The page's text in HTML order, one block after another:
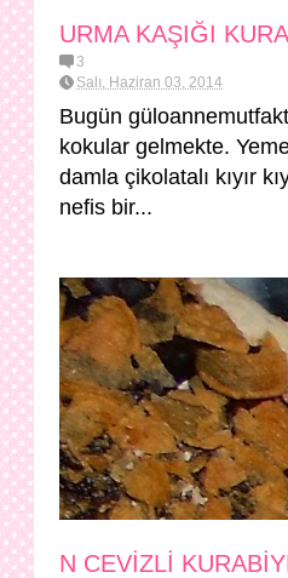
URMA KAŞIĞI
3
Salı, Haziran 03, 2014
Bugün
kokular gelmekte.
damla çikolatalı kıyır
nefis bir...
N CEVİZLİ